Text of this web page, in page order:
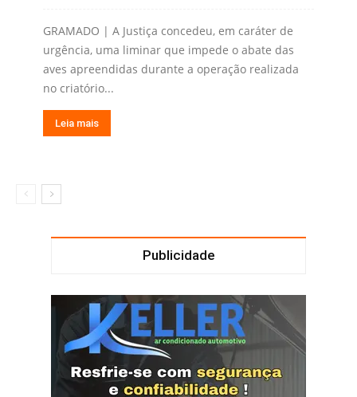
GRAMADO | A Justiça concedeu, em caráter de
urgência, uma liminar que impede o abate das
aves apreendidas durante a operação realizada
no criatório...
Leia mais
Publicidade